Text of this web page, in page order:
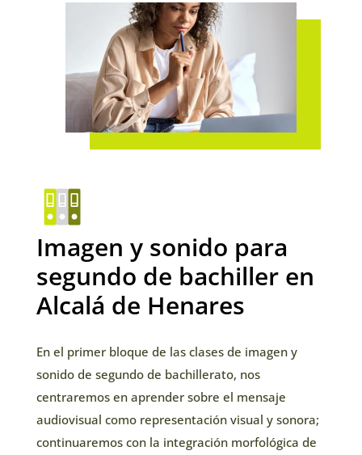
Imagen y sonido para
segundo de bachiller en
Alcalá de Henares
En el primer bloque de las clases de imagen y
sonido de segundo de bachillerato, nos
centraremos en aprender sobre el mensaje
audiovisual como representación visual y sonora;
continuaremos con la integración morfológica de